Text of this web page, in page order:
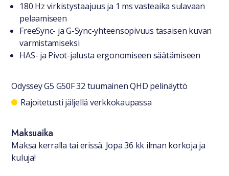
180 Hz virkistystaajuus ja 1 ms vasteaika sulavaan
pelaamiseen
FreeSync- ja G-Sync-yhteensopivuus tasaisen kuvan
varmistamiseksi
HAS- ja Pivot-jalusta ergonomiseen säätämiseen
Odyssey G5 G50F 32 tuumainen QHD pelinäyttö
Saatavuustiedot
Rajoitetusti jäljellä verkkokaupassa
Maksuaika
Maksa kerralla tai erissä. Jopa 36 kk ilman korkoja ja
kuluja!